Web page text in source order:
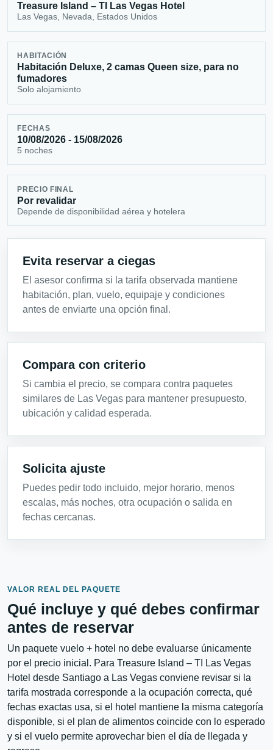
Treasure Island – TI Las Vegas Hotel
Las Vegas, Nevada, Estados Unidos
HABITACIÓN
Habitación Deluxe, 2 camas Queen size, para no
fumadores
Solo alojamiento
FECHAS
10/08/2026 - 15/08/2026
5 noches
PRECIO FINAL
Por revalidar
Depende de disponibilidad aérea y hotelera
Evita reservar a ciegas
El asesor confirma si la tarifa observada mantiene
habitación, plan, vuelo, equipaje y condiciones
antes de enviarte una opción final.
Compara con criterio
Si cambia el precio, se compara contra paquetes
similares de Las Vegas para mantener presupuesto,
ubicación y calidad esperada.
Solicita ajuste
Puedes pedir todo incluido, mejor horario, menos
escalas, más noches, otra ocupación o salida en
fechas cercanas.
VALOR REAL DEL PAQUETE
Qué incluye y qué debes confirmar
antes de reservar
Un paquete vuelo + hotel no debe evaluarse únicamente
por el precio inicial. Para Treasure Island – TI Las Vegas
Hotel desde Santiago a Las Vegas conviene revisar si la
tarifa mostrada corresponde a la ocupación correcta, qué
fechas exactas usa, si el hotel mantiene la misma categoría
disponible, si el plan de alimentos coincide con lo esperado
y si el vuelo permite aprovechar bien el día de llegada y